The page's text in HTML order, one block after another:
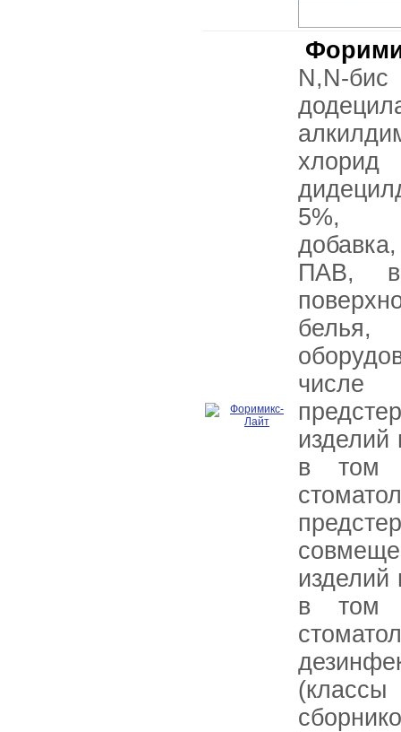
N,N-
5%,
ПАВ,
изделий
в том
изделий
в том